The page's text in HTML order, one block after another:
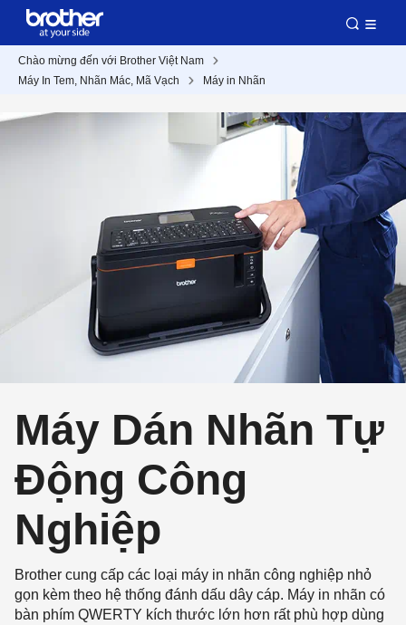
Chào mừng đến với Brother Việt Nam
Máy In Tem, Nhãn Mác, Mã Vạch
Máy in Nhãn
Máy Dán Nhãn Tự
Động Công
Nghiệp
Brother cung cấp các loại máy in nhãn công nghiệp nhỏ
gọn kèm theo hệ thống đánh dấu dây cáp. Máy in nhãn có
bàn phím QWERTY kích thước lớn hơn rất phù hợp dùng